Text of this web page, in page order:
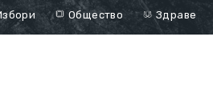
Общество Здраве